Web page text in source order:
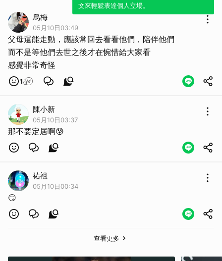
文來輕鬆表達個人立場。
烏梅
05月10日03:49
父母還能走動，應該常回去看看他們，陪伴他們
而不是等他們去世之後才在惋惜給大家看
感覺非常奇怪
1
陳小新
05月10日03:37
那不要定居啊😰
祐祖
05月10日00:34
😏
查看更多